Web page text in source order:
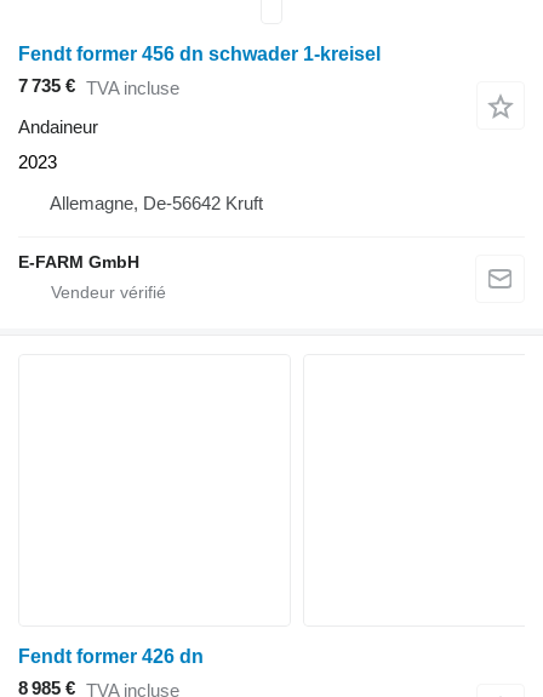
Fendt former 456 dn schwader 1-kreisel
7 735 € TVA incluse
Andaineur
2023
Allemagne, De-56642 Kruft
E-FARM GmbH
Fendt former 426 dn
8 985 € TVA incluse